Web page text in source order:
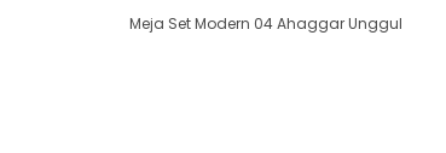
Meja Set Modern 04 Ahaggar Unggul